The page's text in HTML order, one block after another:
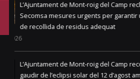
La Festa de les Pobles torna
música, tradició i cultura
06/08/2026
L’Ajuntament treu a licitació el
restaurant del Casal d’Avis i
Platja